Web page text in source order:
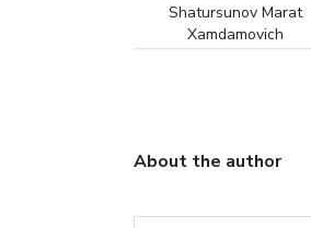
Shatursunov Marat
Xamdamovich
About the author